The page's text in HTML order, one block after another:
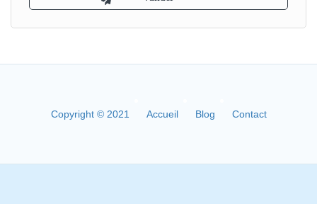
Copyright © 2021 Accueil Blog Contact